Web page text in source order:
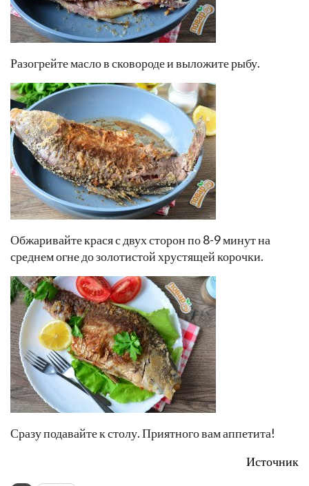
Разогрейте масло в сковороде и выложите рыбу.
Обжаривайте крася с двух сторон по 8-9 минут на
среднем огне до золотистой хрустящей корочки.
Сразу подавайте к столу. Приятного вам аппетита!
Источник